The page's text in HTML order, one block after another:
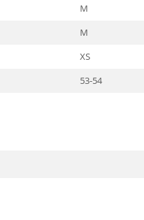
M
M
XS
53-54